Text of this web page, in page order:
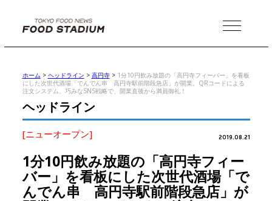
MENU
ホーム > ヘッドライン > 高円寺> 1分10円飲み放題の「高円寺フィーバー」を看板
にした次世代酒場「でんでん串 高円寺駅前階段急店」が開業。QRコードによる
注文システム、巧みなSNS戦略で、開業直後から満員御礼！
ヘッドライン
[ニューオープン] 2019.08.21
1分10円飲み放題の「高円寺フィー
バー」を看板にした次世代酒場「で
んでん串 高円寺駅前階段急店」が